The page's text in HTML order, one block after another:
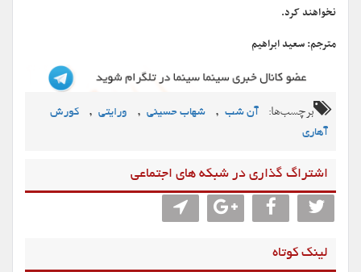
نخواهند کرد.
مترجم: سعید ابراهیم
برچسب‌ها: آن شب , شهاب حسینی , ورایتی ,
کورش
آهاری
اشتراگ گذاری در شبکه های اجتماعی
لینک کوتاه